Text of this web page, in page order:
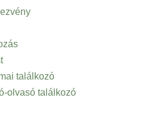
találkozó
olvasó találkozó